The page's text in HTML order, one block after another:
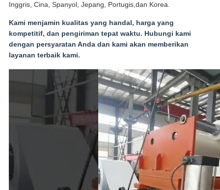
Inggris, Cina, Spanyol, Jepang, Portugis,dan Korea.
Kami menjamin kualitas yang handal, harga yang
kompetitif, dan pengiriman tepat waktu. Hubungi kami
dengan persyaratan Anda dan kami akan memberikan
layanan terbaik kami.